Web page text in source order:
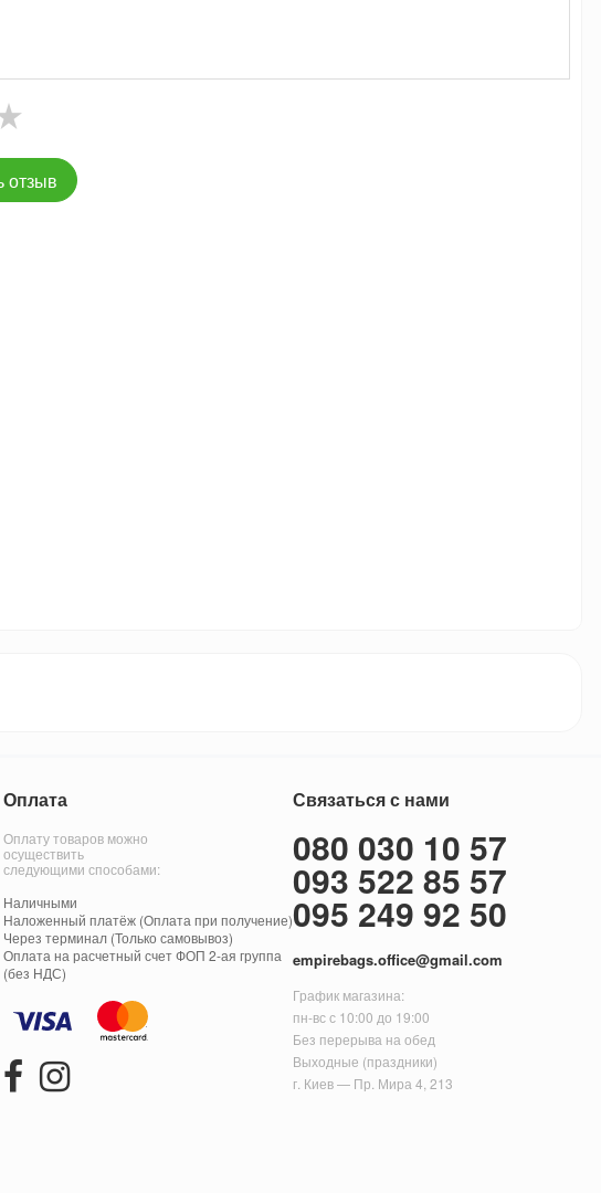
отзыв
Оплата
Оплату товаров можно
осуществить
следующими способами:
Наличными
Наложенный платёж (Оплата при получение)
Через терминал (Только самовывоз)
Оплата на расчетный счет ФОП 2-ая группа
(без НДС)
Связаться с нами
080 030 10 57
093 522 85 57
095 249 92 50
empirebags.office@gmail.com
График магазина:
пн-вс с 10:00 до 19:00
Без перерыва на обед
Выходные (праздники)
г. Киев — Пр. Мира 4, 213